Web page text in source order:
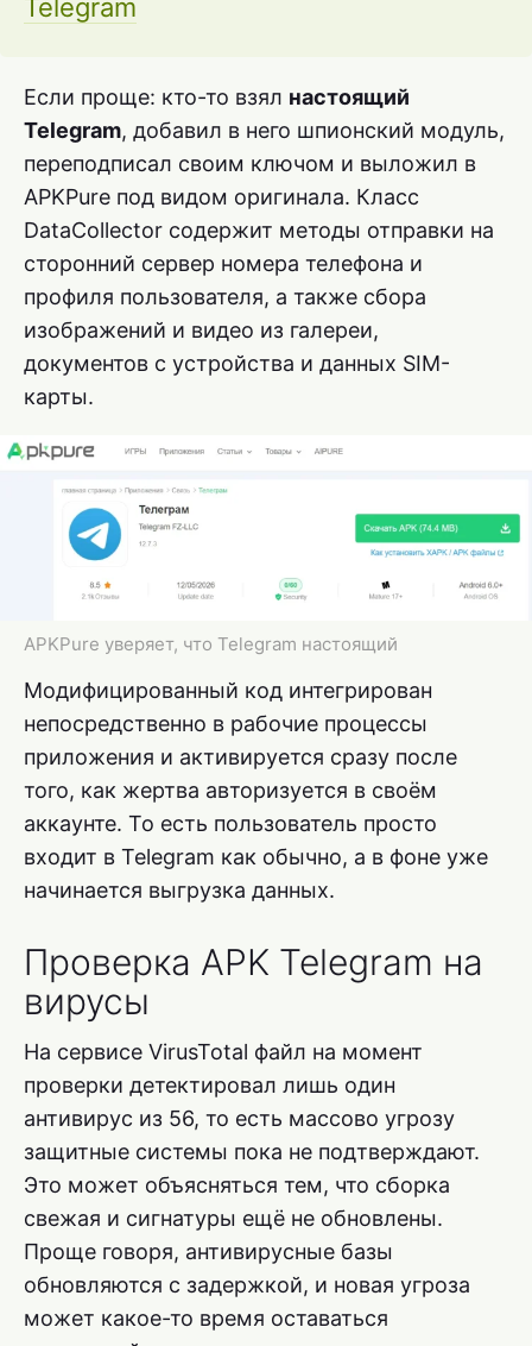
Telegram
Если проще: кто-то взял настоящий
Telegram, добавил в него шпионский модуль,
переподписал своим ключом и выложил в
APKPure под видом оригинала. Класс
DataCollector содержит методы отправки на
сторонний сервер номера телефона и
профиля пользователя, а также сбора
изображений и видео из галереи,
документов с устройства и данных SIM-
карты.
APKPure уверяет, что Telegram настоящий
Модифицированный код интегрирован
непосредственно в рабочие процессы
приложения и активируется сразу после
того, как жертва авторизуется в своём
аккаунте. То есть пользователь просто
входит в Telegram как обычно, а в фоне уже
начинается выгрузка данных.
Проверка APK Telegram на
вирусы
На сервисе VirusTotal файл на момент
проверки детектировал лишь один
антивирус из 56, то есть массово угрозу
защитные системы пока не подтверждают.
Это может объясняться тем, что сборка
свежая и сигнатуры ещё не обновлены.
Проще говоря, антивирусные базы
обновляются с задержкой, и новая угроза
может какое-то время оставаться